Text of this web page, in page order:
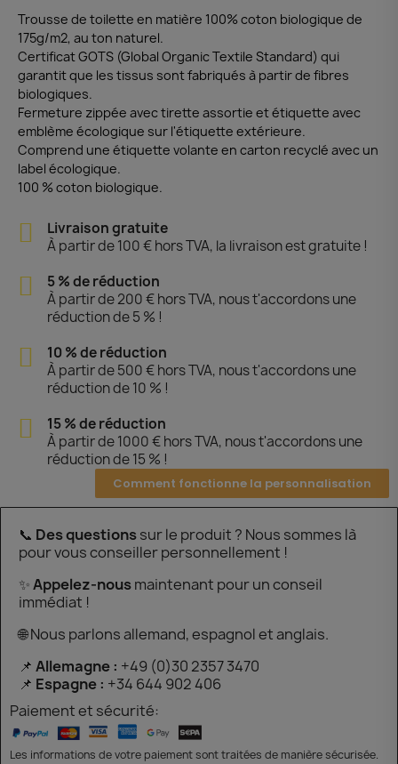
Trousse de toilette en matière 100% coton biologique de
175g/m2, au ton naturel.
Certificat GOTS (Global Organic Textile Standard) qui
garantit que les tissus sont fabriqués à partir de fibres
biologiques.
Fermeture zippée avec tirette assortie et étiquette avec
emblème écologique sur l'étiquette extérieure.
Comprend une étiquette volante en carton recyclé avec un
label écologique.
100 % coton biologique.
Livraison gratuite
À partir de 100 € hors TVA, la livraison est gratuite !
5 % de réduction
À partir de 200 € hors TVA, nous t'accordons une
réduction de 5 % !
10 % de réduction
À partir de 500 € hors TVA, nous t'accordons une
réduction de 10 % !
15 % de réduction
À partir de 1000 € hors TVA, nous t'accordons une
réduction de 15 % !
Comment fonctionne la personnalisation
📞 Des questionssur le produit ? Nous sommes là
pour vous conseiller personnellement !
✨Appelez-nousmaintenant pour un conseil
immédiat !
🌐 Nous parlons allemand, espagnol et anglais.
📌 Allemagne : +49 (0)30 2357 3470
📌 Espagne : +34 644 902 406
Paiement et sécurité:
Les informations de votre paiement sont traitées de manière sécurisée.